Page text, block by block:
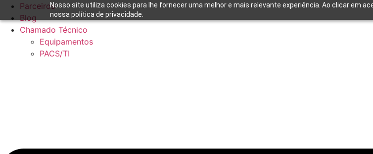
Nosso site utiliza cookies para lhe fornecer uma melhor e mais relevante experiência. Ao clicar em
nossa política de privacidade.
para
conteúdo
Parceiros
Blog
Chamado Técnico
Equipamentos
PACS/TI